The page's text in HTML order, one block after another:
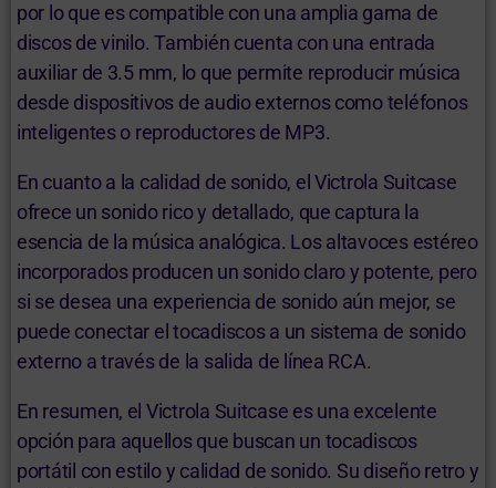
por lo que es compatible con una amplia gama de
discos de vinilo. También cuenta con una entrada
auxiliar de 3.5 mm, lo que permite reproducir música
desde dispositivos de audio externos como teléfonos
inteligentes o reproductores de MP3.
En cuanto a la calidad de sonido, el Victrola Suitcase
ofrece un sonido rico y detallado, que captura la
esencia de la música analógica. Los altavoces estéreo
incorporados producen un sonido claro y potente, pero
si se desea una experiencia de sonido aún mejor, se
puede conectar el tocadiscos a un sistema de sonido
externo a través de la salida de línea RCA.
En resumen, el Victrola Suitcase es una excelente
opción para aquellos que buscan un tocadiscos
portátil con estilo y calidad de sonido. Su diseño retro y